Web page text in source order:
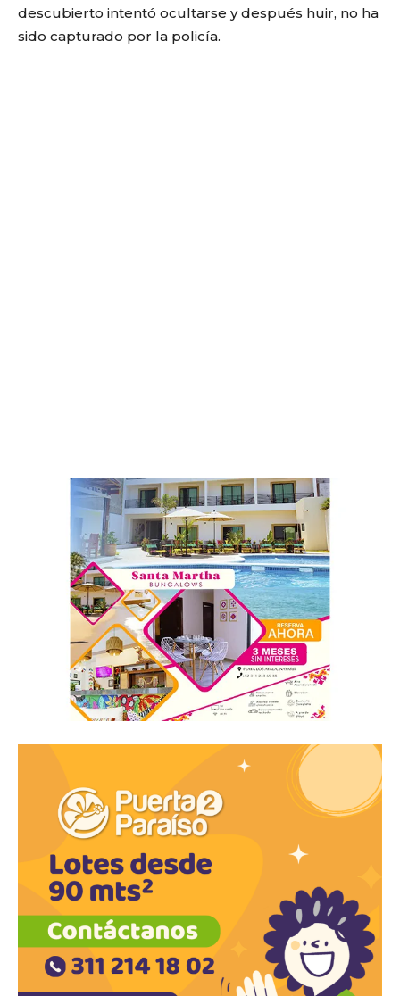
descubierto intentó ocultarse y después huir, no ha
sido capturado por la policía.